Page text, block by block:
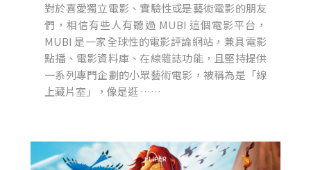
對於喜愛獨立電影、實驗性或是藝術電影的朋友
們，相信有些人有聽過 MUBI 這個電影平台，
MUBI 是一家全球性的電影評論網站，兼具電影
點播、電影資料庫、在線雜誌功能，且堅持提供
一系列專門企劃的小眾藝術電影，被稱為是「線
上藏片室」，像是逛 ……